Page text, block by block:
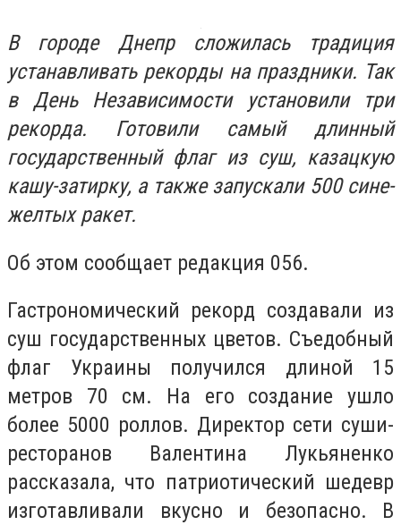
В городе Днепр сложилась традиция
устанавливать рекорды на праздники. Так
в День Независимости установили три
рекорда. Готовили самый длинный
государственный флаг из суш, казацкую
кашу-затирку, а также запускали 500 сине-
желтых ракет.
Об этом сообщает редакция 056.
Гастрономический рекорд создавали из
суш государственных цветов. Съедобный
флаг Украины получился длиной 15
метров 70 см. На его создание ушло
более 5000 роллов. Директор сети суши-
ресторанов Валентина Лукьяненко
рассказала, что патриотический шедевр
изготавливали вкусно и безопасно. В